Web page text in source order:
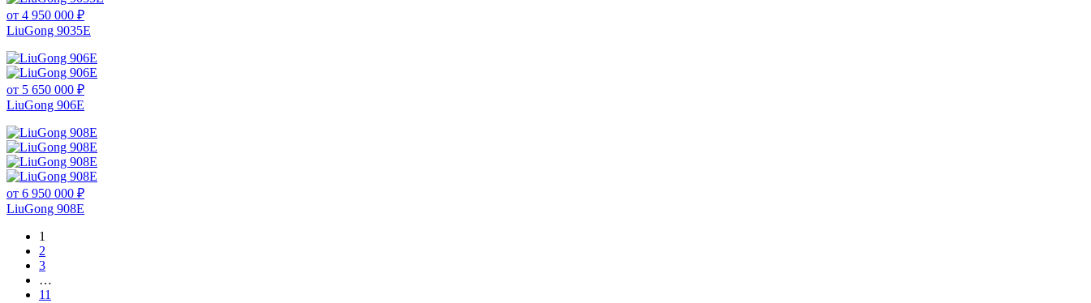
от 4 950 000 ₽
LiuGong 9035E
от 5 650 000 ₽
LiuGong 906E
от 6 950 000 ₽
LiuGong 908E
1
2
3
…
11